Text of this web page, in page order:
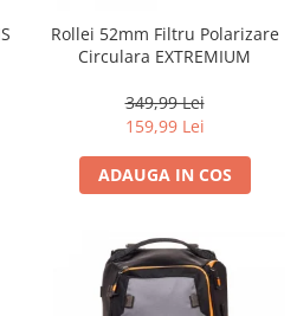
Rollei 52mm Filtru Polarizare
Circulara EXTREMIUM
349,99 Lei
159,99 Lei
ADAUGA IN COS